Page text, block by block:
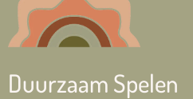
Duurzaam Spelen